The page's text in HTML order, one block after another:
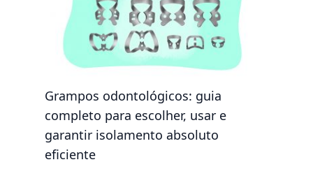
Grampos odontológicos: guia
completo para escolher, usar e
garantir isolamento absoluto
eficiente